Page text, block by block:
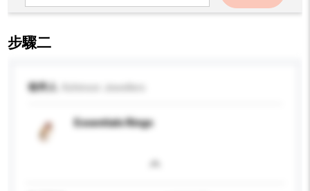
步驟二
收件人
Essentials Rings